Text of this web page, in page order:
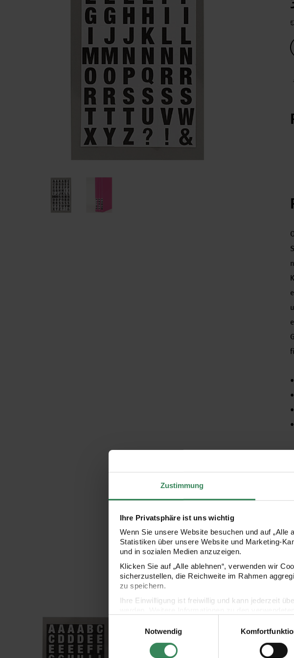
Zustimmung
Ihre Privatsphäre ist uns wichtig
Wenn Sie unsere Website besuchen und auf
Statistiken über unsere Website und Marketing-
und in sozialen Medien anzuzeigen.
Klicken Sie auf „Alle ablehnen“, verwenden wir
sicherzustellen, die Reichweite im Rahmen
zu speichern.
Ihre Einwilligung ist freiwillig und kann jederzeit
Impressum
Datenschutz Vertrag widerrufen
Notwendig
•
•
•
•
Paper Poetry Office Sticker Buchstaben weiß-schwarz 4 Bogen